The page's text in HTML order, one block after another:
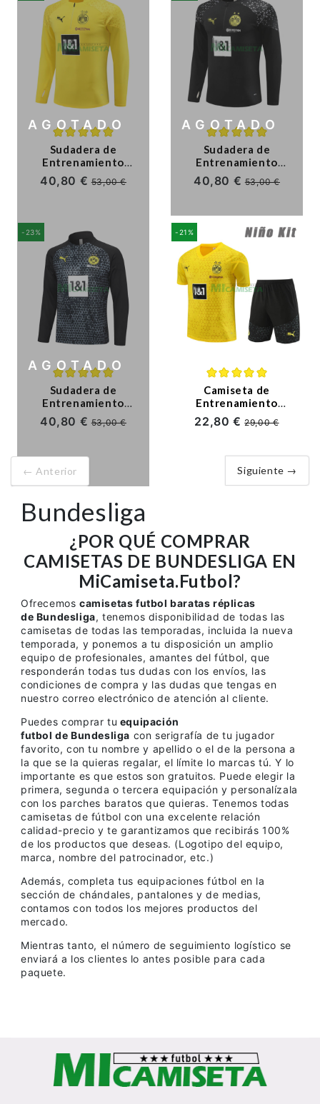
Sudadera de
Entrenamiento
Borussia Dortmund
2023/2024 Amarillo
40,80 €53,00 €
AGOTADO
Sudadera de
Entrenamiento
Borussia Dortmund
2023/2024 Negro
40,80 €53,00 €
AGOTADO
-23%
Sudadera de
Entrenamiento
Borussia Dortmund
2023/2024
40,80 €53,00 €
AGOTADO
-21%
Camiseta de
Entrenamiento
Borussia Dortmund
2023/2024 Niño Kit
22,80 €29,00 €
← Anterior Siguiente →
Bundesliga
¿POR QUÉ COMPRAR
CAMISETAS DE BUNDESLIGA EN
MiCamiseta.Futbol?
Ofrecemos camisetas futbol baratas réplicas
de Bundesliga, tenemos disponibilidad de todas las
camisetas de todas las temporadas, incluida la nueva
temporada, y ponemos a tu disposición un amplio
equipo de profesionales, amantes del fútbol, que
responderán todas tus dudas con los envíos, las
condiciones de compra y las dudas que tengas en
nuestro correo electrónico de atención al cliente.
Puedes comprar tu equipación
futbol de Bundesliga con serigrafía de tu jugador
favorito, con tu nombre y apellido o el de la persona a
la que se la quieras regalar, el límite lo marcas tú. Y lo
importante es que estos son gratuitos. Puede elegir la
primera, segunda o tercera equipación y personalízala
con los parches baratos que quieras. Tenemos todas
camisetas de fútbol con una excelente relación
calidad-precio y te garantizamos que recibirás 100%
de los productos que deseas. (Logotipo del equipo,
marca, nombre del patrocinador, etc.)
Además, completa tus equipaciones fútbol en la
sección de chándales, pantalones y de medias,
contamos con todos los mejores productos del
mercado.
Mientras tanto, el número de seguimiento logístico se
enviará a los clientes lo antes posible para cada
paquete.